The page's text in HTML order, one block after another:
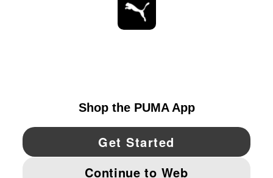
YouTube Twitter Pinterest
IMPRINT AND LEGAL DATA